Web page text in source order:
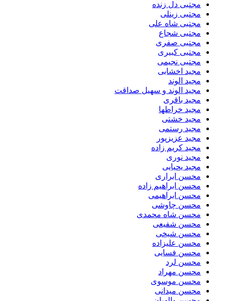
مجتبی دل زنده
مجتبی زینلی
مجتبی شاه علی
مجتبی شجاع
مجتبی صفری
مجتبی کبیری
مجتبی نجیمی
مجید اخشابی
مجید الوند‎
مجید الوند و سهیل صداقت
مجید باقری
مجید خراطها
مجید خشتی
مجید رستمی
مجید عزیزپور
مجید کریم زاده
مجید نوری
مجید یحیایی
محسن ابراری
محسن ابراهیم زاده
محسن ابراهیمی
محسن چاوشی
محسن شاه محمدی
محسن شفیعی
محسن شیخی
محسن علیزاده
محسن فسایی
محسن لرد
محسن مهراد
محسن موسوی
محسن میدانی